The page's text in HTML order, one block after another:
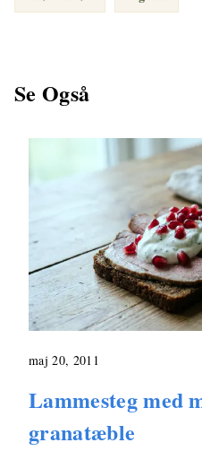
Se Også
maj 20, 2011
Lammesteg med
granatæble